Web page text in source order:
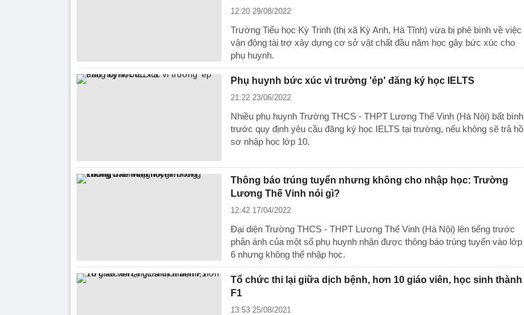
12:20 29/08/2022
Trường Tiểu học Kỳ Trinh (thị xã Kỳ Anh, Hà Tĩnh) vừa bị phê bình về việc
vận động tài trợ xây dựng cơ sở vật chất đầu năm học gây bức xúc cho
phụ huynh.
Phụ huynh bức xúc vì trường 'ép' đăng ký học IELTS
21:22 23/06/2022
Nhiều phụ huynh Trường THCS - THPT Lương Thế Vinh (Hà Nội) bất bình
trước quy định yêu cầu đăng ký học IELTS tại trường, nếu không sẽ trả hồ
sơ nhập học lớp 10.
Thông báo trúng tuyển nhưng không cho nhập học: Trường
Lương Thế Vinh nói gì?
12:42 17/04/2022
Đại diện Trường THCS - THPT Lương Thế Vinh (Hà Nội) lên tiếng trước
phản ánh của một số phụ huynh nhận được thông báo trúng tuyển vào lớp
6 nhưng không thể nhập học.
Tổ chức thi lại giữa dịch bệnh, hơn 10 giáo viên, học sinh thành
F1
13:53 25/08/2021